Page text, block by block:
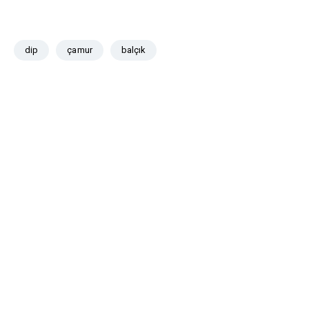
dip çamur balçık